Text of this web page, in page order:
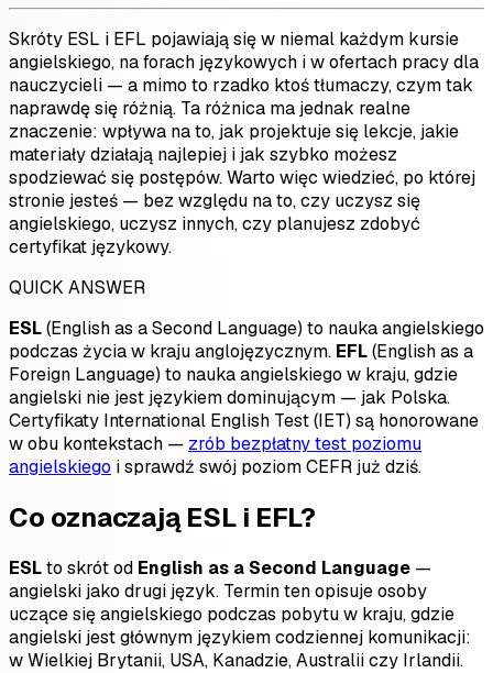
Skróty ESL i EFL pojawiają się w niemal każdym kursie
angielskiego, na forach językowych i w ofertach pracy dla
nauczycieli — a mimo to rzadko ktoś tłumaczy, czym tak
naprawdę się różnią. Ta różnica ma jednak realne
znaczenie: wpływa na to, jak projektuje się lekcje, jakie
materiały działają najlepiej i jak szybko możesz
spodziewać się postępów. Warto więc wiedzieć, po której
stronie jesteś — bez względu na to, czy uczysz się
angielskiego, uczysz innych, czy planujesz zdobyć
certyfikat językowy.
QUICK ANSWER
ESL(English as a Second Language) to nauka angielskiego
podczas życia w kraju anglojęzycznym. EFL(English as a
Foreign Language) to nauka angielskiego w kraju, gdzie
angielski nie jest językiem dominującym — jak Polska.
Certyfikaty International English Test (IET) są honorowane
w obu kontekstach — zrób bezpłatny test poziomu
angielskiego i sprawdź swój poziom CEFR już dziś.
Co oznaczają ESL i EFL?
ESLto skrót od English as a Second Language —
angielski jako drugi język. Termin ten opisuje osoby
uczące się angielskiego podczas pobytu w kraju, gdzie
angielski jest głównym językiem codziennej komunikacji:
w Wielkiej Brytanii, USA, Kanadzie, Australii czy Irlandii.